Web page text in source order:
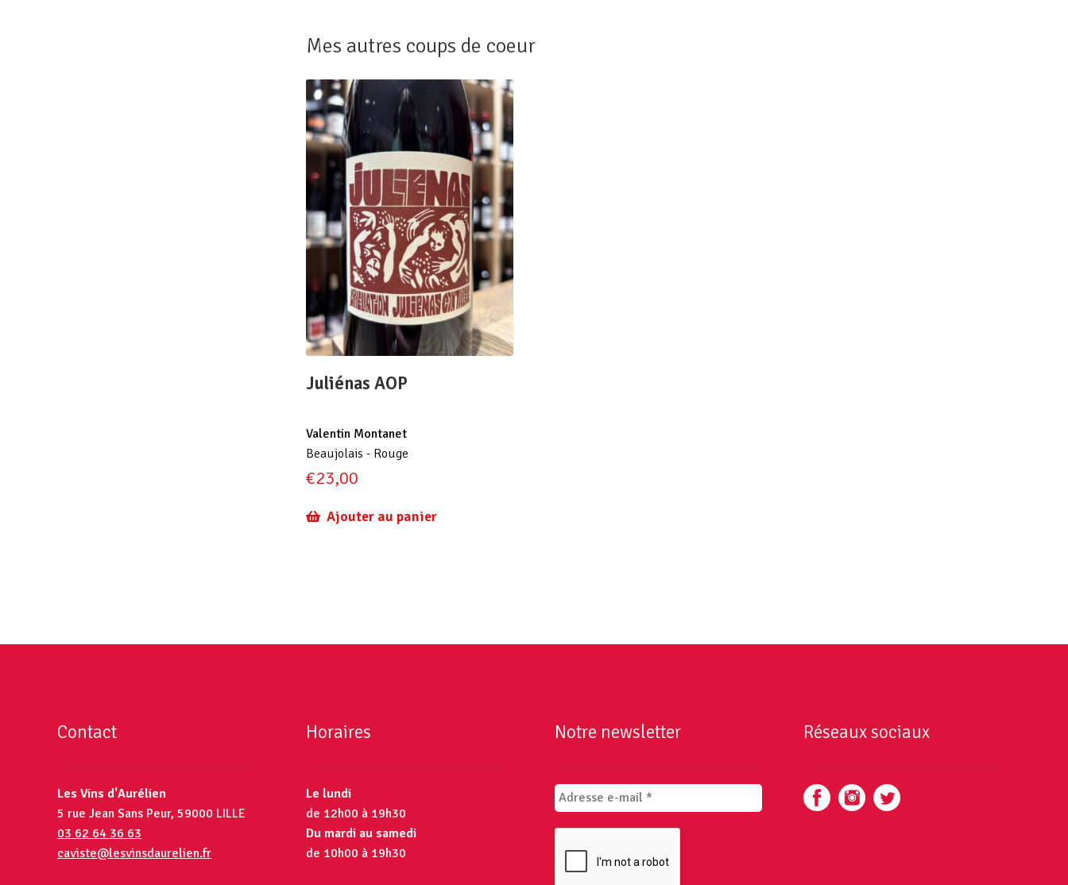
Mes autres coups de coeur
Juliénas AOP
Valentin Montanet
Beaujolais - Rouge
€23,00
Ajouter au panier
Contact
Les Vins d'Aurélien
5 rue Jean Sans Peur, 59000 LILLE
03 62 64 36 63
caviste@lesvinsdaurelien.fr
Horaires
Le lundi
de 12h00 à 19h30
Du mardi au samedi
de 10h00 à 19h30
Notre newsletter Réseaux sociaux